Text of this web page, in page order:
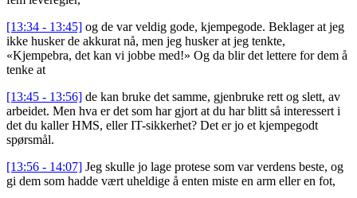
[13:34 - 13:45] og de var veldig gode, kjempegode. Beklager at jeg
ikke husker de akkurat nå, men jeg husker at jeg tenkte,
«Kjempebra, det kan vi jobbe med!» Og da blir det lettere for dem å
tenke at
[13:45 - 13:56] de kan bruke det samme, gjenbruke rett og slett, av
arbeidet. Men hva er det som har gjort at du har blitt så interessert i
det du kaller HMS, eller IT-sikkerhet? Det er jo et kjempegodt
spørsmål.
[13:56 - 14:07] Jeg skulle jo lage protese som var verdens beste, og
gi dem som hadde vært uheldige å enten miste en arm eller en fot,